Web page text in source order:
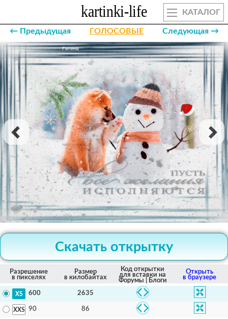
КАТАЛОГ
← Предыдущая ГОЛОСОВЫЕ Следующая →
Скачать открытку
Разрешение
в пикселях
Размер
в килобайтах
Код открытки
для вставки на
Форумы | Блоги
Открыть
в браузере
600 2635
90 86